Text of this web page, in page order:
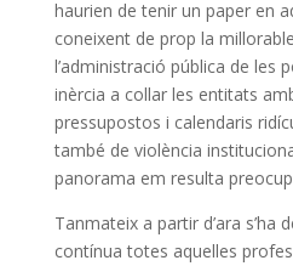
haurien de tenir un paper en
coneixent de prop la
l’administració pública de les
inèrcia a collar les entitats
pressupostos i calendaris
també de violència
panorama em resulta
Tanmateix a partir d’ara s’ha
contínua totes aquelles